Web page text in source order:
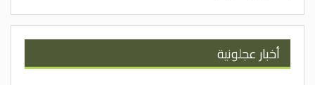
أخبار عجلونية